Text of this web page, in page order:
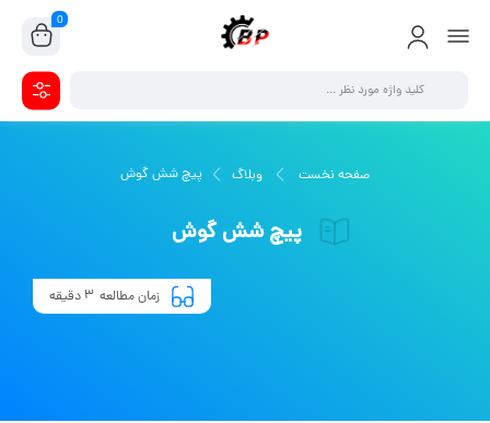
0
صفحه نخست وبلاگ پیچ شش گوش
پیچ شش گوش
زمان مطالعه 3 دقیقه